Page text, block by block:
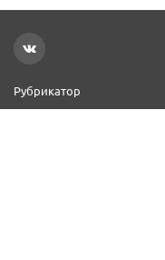
Рубрикатор